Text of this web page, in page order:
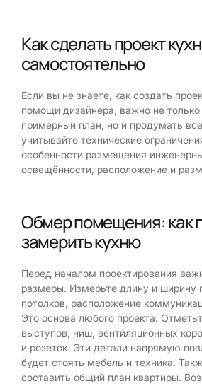
Как сделать проект
самостоятельно
Если вы не знаете, как создать
помощи дизайнера, важно не только
примерный план, но и продумать
учитывайте технические
особенности размещения
освещённости, расположение и
Обмер помещения: как
замерить кухню
Перед началом проектирования
размеры. Измерьте длину и ширину
потолков, расположение
Это основа любого проекта.
выступов, ниш, вентиляционных
и розеток. Эти детали напрямую
будет стоять мебель и техника.
составить общий план квартиры.